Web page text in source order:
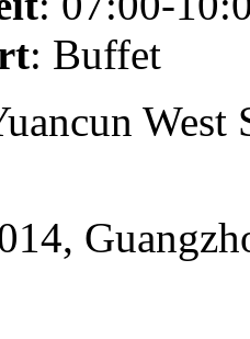
: Buffet
West